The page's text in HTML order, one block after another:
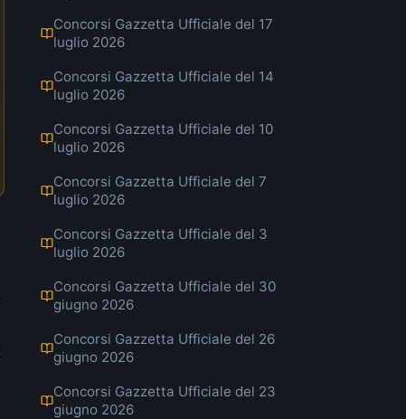
Concorsi Gazzetta Ufficiale del 17
luglio 2026
Concorsi Gazzetta Ufficiale del 14
luglio 2026
Concorsi Gazzetta Ufficiale del 10
luglio 2026
Concorsi Gazzetta Ufficiale del 7
luglio 2026
Concorsi Gazzetta Ufficiale del 3
luglio 2026
Concorsi Gazzetta Ufficiale del 30
giugno 2026
Concorsi Gazzetta Ufficiale del 26
giugno 2026
Concorsi Gazzetta Ufficiale del 23
giugno 2026